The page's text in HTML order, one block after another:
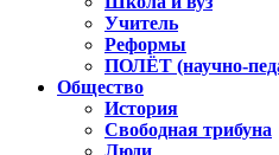
Учитель
Реформы
ПОЛЁТ (научно-
Общество
История
Свободная трибуна